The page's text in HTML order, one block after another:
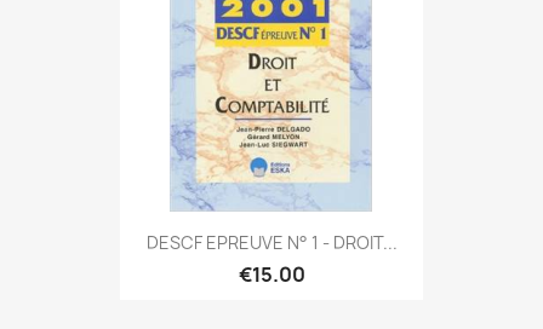
DESCF EPREUVE N° 1 - DROIT...
€15.00